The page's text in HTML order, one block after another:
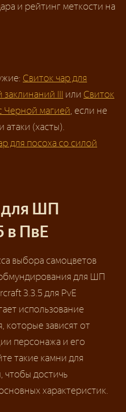
и рейтинг меткости на
Свиток чар для
III или Свиток
Черной магией, если не
атаки (хасты).
для посоха со силой
ШП
в ПвЕ
выбора самоцветов
для ШП
3.3.5 для PvE
использование
которые зависят от
персонажа и его
такие камни для
чтобы достичь
характеристик.